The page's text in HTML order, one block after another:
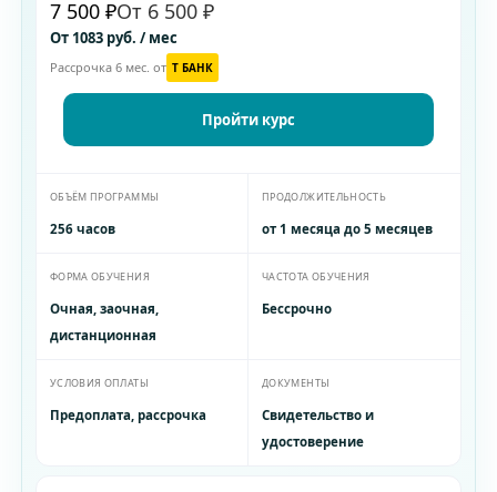
7 500 ₽От 6 500 ₽
От 1083 руб. / мес
Рассрочка 6 мес. от T БАНК
Пройти курс
ОБЪЁМ ПРОГРАММЫ
256 часов
ПРОДОЛЖИТЕЛЬНОСТЬ
от 1 месяца до 5 месяцев
ФОРМА ОБУЧЕНИЯ
Очная, заочная,
дистанционная
ЧАСТОТА ОБУЧЕНИЯ
Бессрочно
УСЛОВИЯ ОПЛАТЫ
Предоплата, рассрочка
ДОКУМЕНТЫ
Свидетельство и
удостоверение